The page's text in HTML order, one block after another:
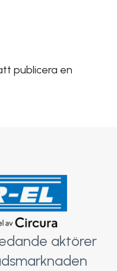
publicera en
aktörer